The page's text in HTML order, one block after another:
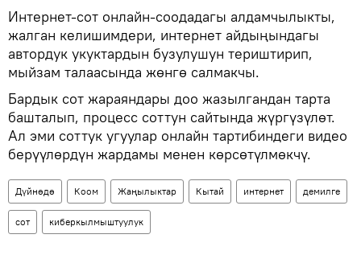
Интернет-сот онлайн-соодадагы алдамчылыкты,
жалган келишимдери, интернет айдыңындагы
автордук укуктардын бузулушун териштирип,
мыйзам талаасында жөнгө салмакчы.
Бардык сот жараяндары доо жазылгандан тарта
башталып, процесс соттун сайтында жүргүзүлөт.
Ал эми соттук угуулар онлайн тартибиндеги видео
берүүлөрдүн жардамы менен көрсөтүлмөкчү.
Дүйнөдө Коом Жаңылыктар Кытай интернет демилге
сот киберкылмыштуулук